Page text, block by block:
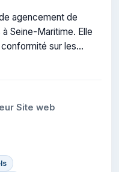
agencement de
sur les
Site web